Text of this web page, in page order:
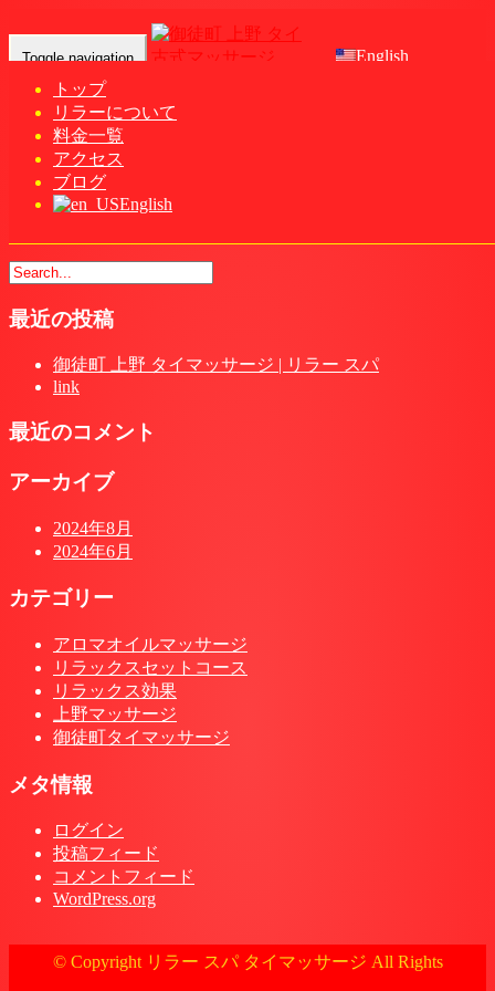
English
Toggle navigation
トップ
リラーについて
料金一覧
アクセス
ブログ
English
Home -ユリ(…
最近の投稿
御徒町 上野 タイマッサージ | リラー スパ
link
最近のコメント
アーカイブ
2024年8月
2024年6月
カテゴリー
アロマオイルマッサージ
リラックスセットコース
リラックス効果
上野マッサージ
御徒町タイマッサージ
メタ情報
ログイン
投稿フィード
コメントフィード
WordPress.org
© Copyright リラー スパ タイマッサージ All Rights